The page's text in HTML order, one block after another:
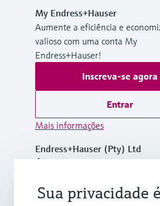
My Endress+Hauser
Aumente a eficiência e
valioso com uma conta My
Endress+Hauser!
Inscreva-se agora
Entrar
Mais informações
Endress+Hauser (Pty) Ltd
África do Sul
+27 11 262 8000
Sua privacidade